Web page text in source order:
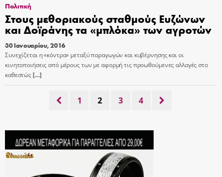
Πολιτική
Στους μεθοριακούς σταθμούς Ευζώνων
και Δοϊράνης τα «μπλόκα» των αγροτών
30 Ιανουαρίου, 2016
Συνεχίζεται η «κόντρα» μεταξύ παραγωγών και κυβέρνησης και οι
κινητοποιήσεις από μέρους των με αφορμή τις προωθούμενες αλλαγές στο
καθεστώς[…]
1 2 3 4